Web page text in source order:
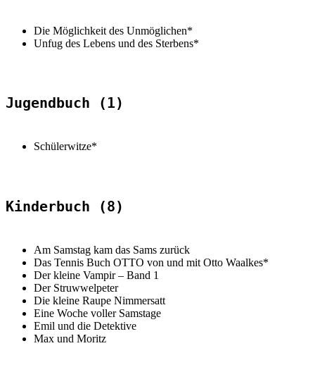
Die Möglichkeit des Unmöglichen*
Unfug des Lebens und des Sterbens*
Jugendbuch (1)
Schülerwitze*
Kinderbuch (8)
Am Samstag kam das Sams zurück
Das Tennis Buch OTTO von und mit Otto Waalkes*
Der kleine Vampir – Band 1
Der Struwwelpeter
Die kleine Raupe Nimmersatt
Eine Woche voller Samstage
Emil und die Detektive
Max und Moritz